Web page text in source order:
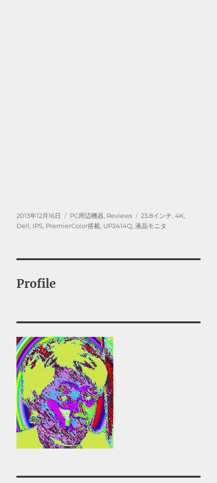
投
稿
2013年12月16日
カ
テ
PC周辺機器, Reviews
タ
グ
23.8インチ,4K,
Dell, IPS, PremierColor搭載, UP2414Q,液晶モニタ
Profile